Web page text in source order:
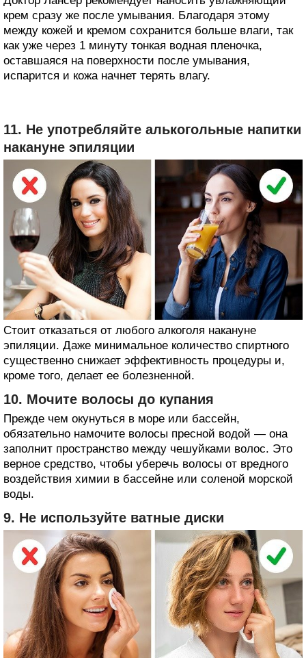
крем сразу же после умывания. Благодаря этому
между кожей и кремом сохранится больше влаги, так
как уже через 1 минуту тонкая водная пленочка,
оставшаяся на поверхности после умывания,
испарится и кожа начнет терять влагу.
11. Не употребляйте алькогольные напитки
накануне эпиляции
Стоит отказаться от любого алкоголя накануне
эпиляции. Даже минимальное количество спиртного
существенно снижает эффективность процедуры и,
кроме того, делает ее болезненной.
10. Мочите волосы до купания
Прежде чем окунуться в море или бассейн,
обязательно намочите волосы пресной водой — она
заполнит пространство между чешуйками волос. Это
верное средство, чтобы уберечь волосы от вредного
воздействия химии в бассейне или соленой морской
воды.
9. Не используйте ватные диски